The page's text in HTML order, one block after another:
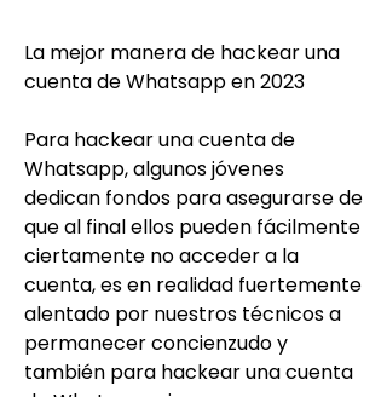
La mejor manera de hackear una
cuenta de Whatsapp en 2023
Para hackear una cuenta de
Whatsapp, algunos jóvenes
dedican fondos para asegurarse de
que al final ellos pueden fácilmente
ciertamente no acceder a la
cuenta, es en realidad fuertemente
alentado por nuestros técnicos a
permanecer concienzudo y
también para hackear una cuenta